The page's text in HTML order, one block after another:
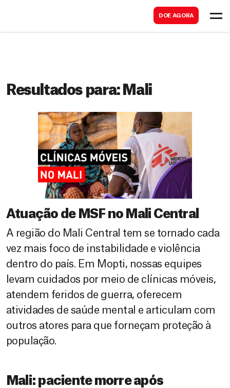
DOE AGORA
Resultados para: Mali
Atuação de MSF no Mali Central
A região do Mali Central tem se tornado cada
vez mais foco de instabilidade e violência
dentro do país. Em Mopti, nossas equipes
levam cuidados por meio de clínicas móveis,
atendem feridos de guerra, oferecem
atividades de saúde mental e articulam com
outros atores para que forneçam proteção à
população.
Mali: paciente morre após
r